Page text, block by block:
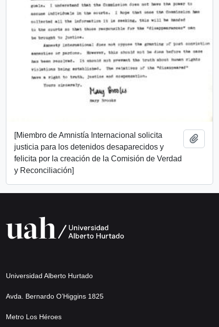
[Miembro de Amnistía Internacional solicita
justicia para los detenidos desaparecidos y
felicita por la creación de la Comisión de Verdad
y Reconciliación]
Universidad Alberto Hurtado
Avda. Bernardo O’Higgins 1825
Metro Los Héroes